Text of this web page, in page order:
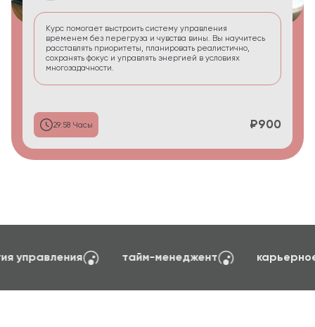
Курс помогает выстроить систему управления
временем без перегруза и чувства вины. Вы научитесь
расставлять приоритеты, планировать реалистично,
сохранять фокус и управлять энергией в условиях
многозадачности.
29:58 Часы ₽900
создание сайтов на TILDA психология